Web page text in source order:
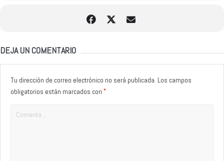
DEJA UN COMENTARIO
Tu dirección de correo electrónico no será publicada. Los campos
obligatorios están marcados con *